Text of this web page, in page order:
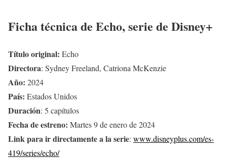
Ficha técnica de Echo, serie de Disney+
Título original: Echo
Directora: Sydney Freeland, Catriona McKenzie
Año: 2024
País: Estados Unidos
Duración: 5 capítulos
Fecha de estreno: Martes 9 de enero de 2024
Link para ir directamente a la serie: www.disneyplus.com/es-
419/series/echo/